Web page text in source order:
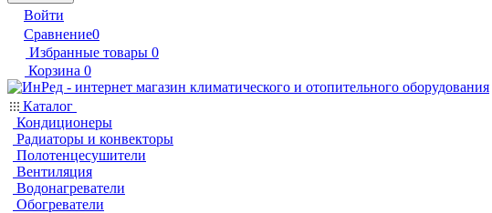
Войти
Сравнение0
Избранные товары 0
Корзина 0
Каталог
Кондиционеры
Радиаторы и конвекторы
Полотенцесушители
Вентиляция
Водонагреватели
Обогреватели